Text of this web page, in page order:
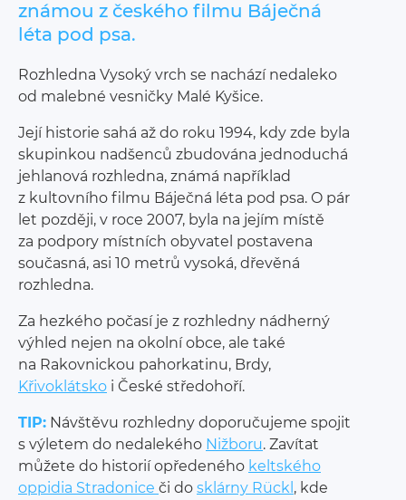
známou z českého filmu Báječná
léta pod psa.
Rozhledna Vysoký vrch se nachází nedaleko
od malebné vesničky Malé Kyšice.
Její historie sahá až do roku 1994, kdy zde byla
skupinkou nadšenců zbudována jednoduchá
jehlanová rozhledna, známá například
z kultovního filmu Báječná léta pod psa. O pár
let později, v roce 2007, byla na jejím místě
za podpory místních obyvatel postavena
současná, asi 10 metrů vysoká, dřevěná
rozhledna.
Za hezkého počasí je z rozhledny nádherný
výhled nejen na okolní obce, ale také
na Rakovnickou pahorkatinu, Brdy,
Křivoklátsko i České středohoří.
TIP: Návštěvu rozhledny doporučujeme spojit
s výletem do nedalekého Nižboru. Zavítat
můžete do historií opředeného keltského
oppidia Stradonice či do sklárny Rückl , kde